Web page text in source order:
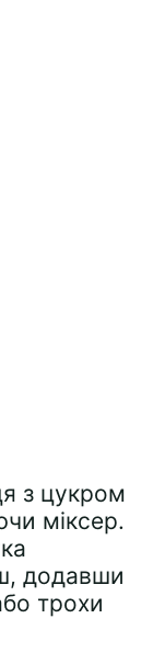
з цукром
міксер.
додавши
трохи